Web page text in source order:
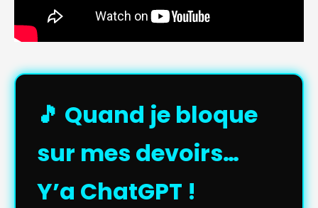
🎵 Quand je bloque
sur mes devoirs…
Y’a ChatGPT !